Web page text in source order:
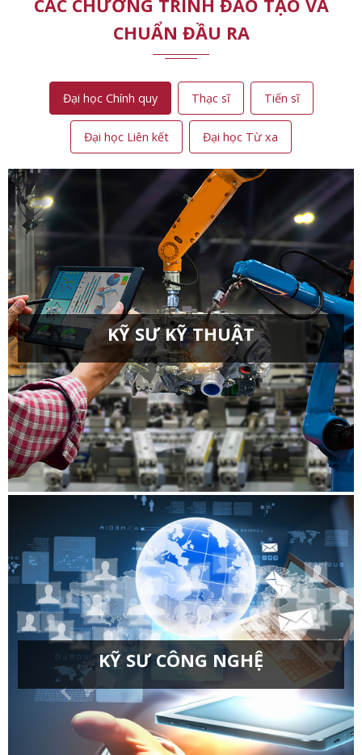
CÁC CHƯƠNG TRÌNH ĐÀO TẠO VÀ
CHUẨN ĐẦU RA
Đại học Chính quy Thạc sĩ Tiến sĩ
Đại học Liên kết Đại học Từ xa
KỸ SƯ KỸ THUẬT
Kỹ thuật cơ khí chương trình tiên tiến
Kỹ thuật điện chương trình tiên tiến
Kỹ thuật Cơ điện tử
Kỹ thuật cơ khí
Kỹ thuật Cơ khí động lực
Kỹ thuật điện
Kỹ thuật điện tử viễn thông
Kỹ thuật điều khiển và tự động hóa
Kỹ thuật máy tính
Kỹ thuật môi trường
Kỹ thuật vật liệu
Kỹ thuật xây dựng
Kỹ thuật Robot
Kỹ thuật điện, điện tử
KỸ SƯ CÔNG NGHỆ
Công nghệ chế tạo máy
Công nghệ kỹ thuật cơ khí
Công nghệ kỹ thuật điện điện tử
Công nghệ kỹ thuật điều khiển và tự động hóa